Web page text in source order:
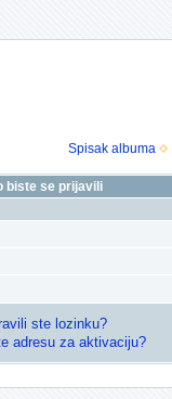
Spisak albuma
biste se prijavili
ste lozinku?
adresu za aktivaciju?